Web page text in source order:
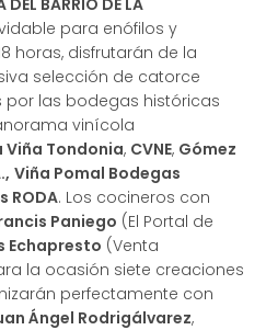
DEL BARRIO DE LA
para enófilos y
horas, disfrutarán de la
selección de catorce
las bodegas históricas
vinícola
Viña Tondonia, CVNE, Gómez
Viña Pomal Bodegas
RODA. Los cocineros con
Paniego (El Portal de
Echapresto (Venta
la ocasión siete creaciones
perfectamente con
Ángel Rodrigálvarez,